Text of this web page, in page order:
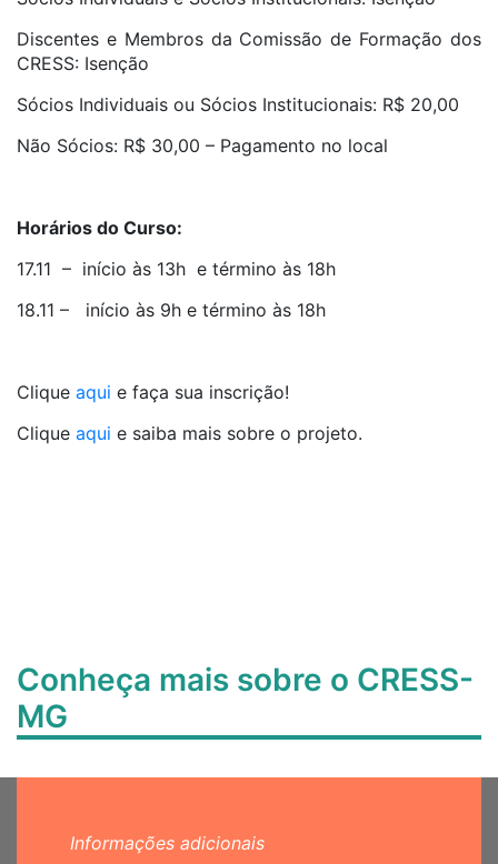
Discentes e Membros da Comissão de Formação dos
CRESS: Isenção
Sócios Individuais ou Sócios Institucionais: R$ 20,00
Não Sócios: R$ 30,00 – Pagamento no local
Horários do Curso:
17.11 – início às 13h e término às 18h
18.11 – início às 9h e término às 18h
Clique aqui e faça sua inscrição!
Clique aqui e saiba mais sobre o projeto.
Conheça mais sobre o CRESS-
MG
Informações adicionais